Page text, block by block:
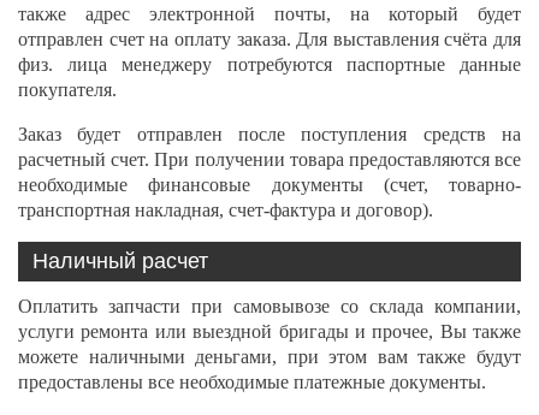
также адрес электронной почты, на который будет
отправлен счет на оплату заказа. Для выставления счёта для
физ. лица менеджеру потребуются паспортные данные
покупателя.
Заказ будет отправлен после поступления средств на
расчетный счет. При получении товара предоставляются все
необходимые финансовые документы (счет, товарно-
транспортная накладная, счет-фактура и договор).
Наличный расчет
Оплатить запчасти при самовывозе со склада компании,
услуги ремонта или выездной бригады и прочее, Вы также
можете наличными деньгами, при этом вам также будут
предоставлены все необходимые платежные документы.